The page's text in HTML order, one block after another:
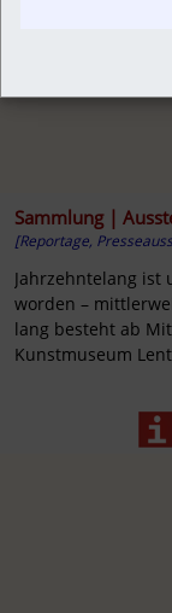
Sammlung |
[Reportage,
Jahrzehntelang ist
worden –
lang besteht ab
Kunstmuseum